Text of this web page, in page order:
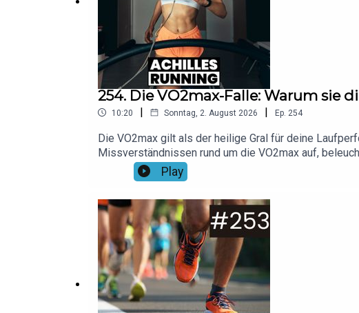
254. Die VO2max-Falle: Warum sie
10:20 | Sonntag, 2. August 2026 | Ep. 254
Die VO2max gilt als der heilige Gral für deine
Missverständnissen rund um die VO2max auf,
auf deinem Laufuhr-Display.Foto: Canva/Jacob
20% auf alle Shokz-Modelle mit dem Code "running20"!
Play